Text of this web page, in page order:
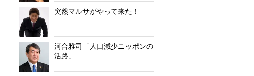
突然マルサがやって来た！
河合雅司「人口減少ニッポンの
活路」